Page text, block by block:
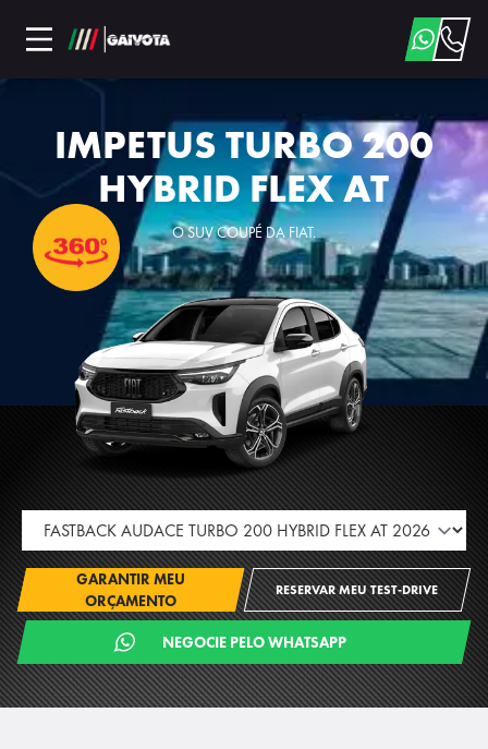
IMPETUS TURBO 200
HYBRID FLEX AT
O SUV COUPÉ DA FIAT.
GARANTIR MEU
ORÇAMENTO
RESERVAR MEU TEST-DRIVE
NEGOCIE PELO WHATSAPP